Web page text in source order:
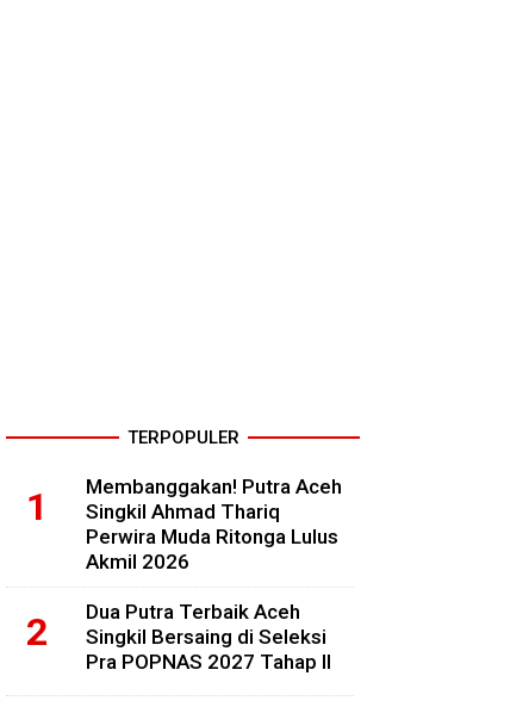
TERPOPULER
Membanggakan! Putra Aceh
Singkil Ahmad Thariq
Perwira Muda Ritonga Lulus
Akmil 2026
Dua Putra Terbaik Aceh
Singkil Bersaing di Seleksi
Pra POPNAS 2027 Tahap II